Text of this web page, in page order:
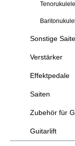
Sonstige
Verstärker
Effektpedale
Saiten
Zubehör für
Guitarlift